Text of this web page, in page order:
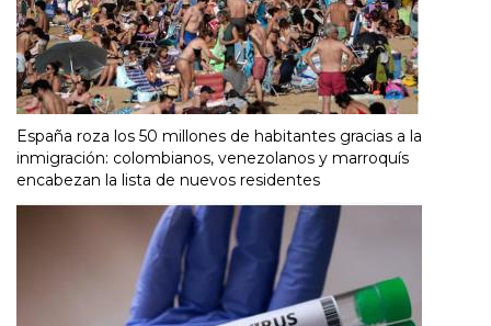
España roza los 50 millones de habitantes gracias a la
inmigración: colombianos, venezolanos y marroquís
encabezan la lista de nuevos residentes